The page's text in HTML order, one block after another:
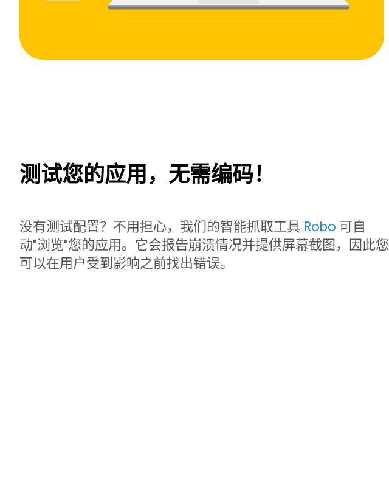
测试您的应用，无需编码！
没有测试配置？不用担心，我们的智能抓取工具 Robo 可自
动"浏览"您的应用。它会报告崩溃情况并提供屏幕截图，因此您
可以在用户受到影响之前找出错误。